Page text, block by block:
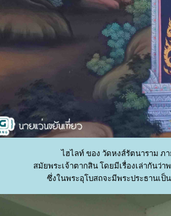
ไฮไลท์ ของ วัดหงส์รัตนาราม ภ
สมัยพระเจ้าตากสิน โดยมีเรื่องเล่ากันว่
ซึ่งในพระอุโบสถจะมีพระประธานเ